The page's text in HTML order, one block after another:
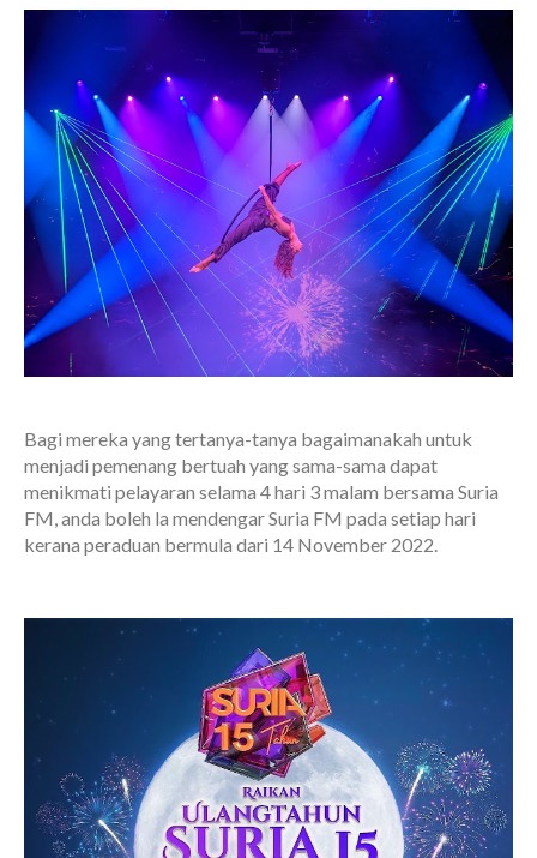
Bagi mereka yang tertanya-tanya bagaimanakah untuk
menjadi pemenang bertuah yang sama-sama dapat
menikmati pelayaran selama 4 hari 3 malam bersama Suria
FM, anda boleh la mendengar Suria FM pada setiap hari
kerana peraduan bermula dari 14 November 2022.